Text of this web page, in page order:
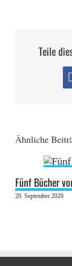
Teile
Ähnliche
Fünf Bücher
20. September 2020